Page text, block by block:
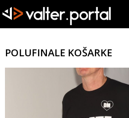
POLUFINALE KOŠARKE